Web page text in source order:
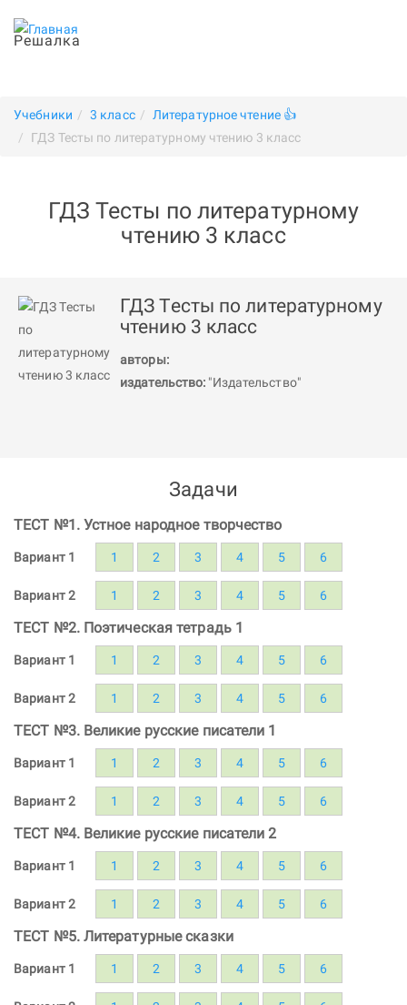
Решалка
Учебники 3 класс
Литературное чтение 👍
ГДЗ Тесты по литературному чтению 3 класс
ГДЗ Тесты по литературному
чтению 3 класс
ГДЗ Тесты по литературному
чтению 3 класс
авторы:
издательство: "Издательство"
Задачи
ТЕСТ №1. Устное народное творчество
Вариант 1 1 2 3 4 5 6
Вариант 2 1 2 3 4 5 6
ТЕСТ №2. Поэтическая тетрадь 1
Вариант 1 1 2 3 4 5 6
Вариант 2 1 2 3 4 5 6
ТЕСТ №3. Великие русские писатели 1
Вариант 1 1 2 3 4 5 6
Вариант 2 1 2 3 4 5 6
ТЕСТ №4. Великие русские писатели 2
Вариант 1 1 2 3 4 5 6
Вариант 2 1 2 3 4 5 6
ТЕСТ №5. Литературные сказки
Вариант 1 1 2 3 4 5 6